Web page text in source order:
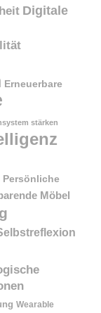
Digitale
Erneuerbare
stärken
Persönliche
Möbel
Wearable